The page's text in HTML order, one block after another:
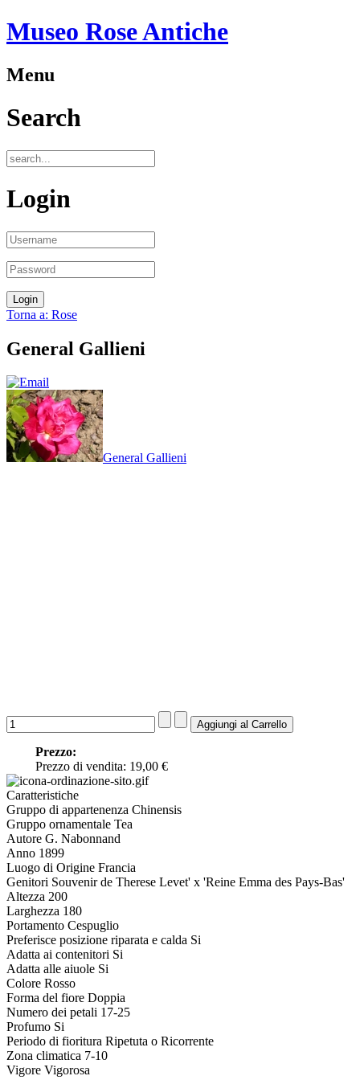
Museo Rose Antiche
Menu
Search
Login
Torna a: Rose
General Gallieni
General Gallieni
Prezzo:
Prezzo di vendita: 19,00 €
Caratteristiche
Gruppo di appartenenza Chinensis
Gruppo ornamentale Tea
Autore G. Nabonnand
Anno 1899
Luogo di Origine Francia
Genitori Souvenir de Therese Levet' x 'Reine Emma des Pays-Bas'
Altezza 200
Larghezza 180
Portamento Cespuglio
Preferisce posizione riparata e calda Si
Adatta ai contenitori Si
Adatta alle aiuole Si
Colore Rosso
Forma del fiore Doppia
Numero dei petali 17-25
Profumo Si
Periodo di fioritura Ripetuta o Ricorrente
Zona climatica 7-10
Vigore Vigorosa